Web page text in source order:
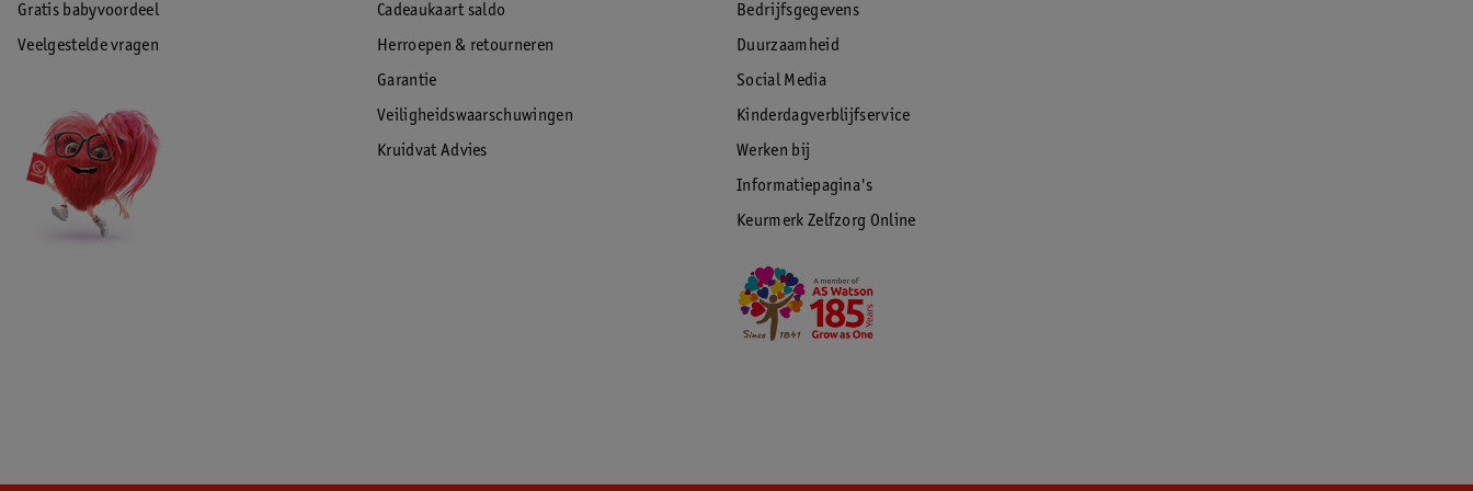
Gratis babyvoordeel
Veelgestelde vragen
Cadeaukaart saldo
Herroepen & retourneren
Garantie
Veiligheidswaarschuwingen
Kruidvat Advies
Bedrijfsgegevens
Duurzaamheid
Social Media
Kinderdagverblijfservice
Werken bij
Informatiepagina's
Keurmerk Zelfzorg Online